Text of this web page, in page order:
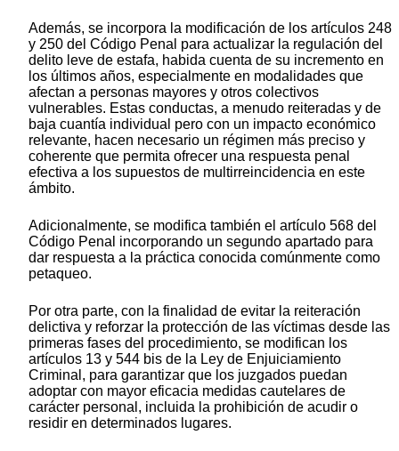
Además, se incorpora la modificación de los artículos 248
y 250 del Código Penal para actualizar la regulación del
delito leve de estafa, habida cuenta de su incremento en
los últimos años, especialmente en modalidades que
afectan a personas mayores y otros colectivos
vulnerables. Estas conductas, a menudo reiteradas y de
baja cuantía individual pero con un impacto económico
relevante, hacen necesario un régimen más preciso y
coherente que permita ofrecer una respuesta penal
efectiva a los supuestos de multirreincidencia en este
ámbito.
Adicionalmente, se modifica también el artículo 568 del
Código Penal incorporando un segundo apartado para
dar respuesta a la práctica conocida comúnmente como
petaqueo.
Por otra parte, con la finalidad de evitar la reiteración
delictiva y reforzar la protección de las víctimas desde las
primeras fases del procedimiento, se modifican los
artículos 13 y 544 bis de la Ley de Enjuiciamiento
Criminal, para garantizar que los juzgados puedan
adoptar con mayor eficacia medidas cautelares de
carácter personal, incluida la prohibición de acudir o
residir en determinados lugares.